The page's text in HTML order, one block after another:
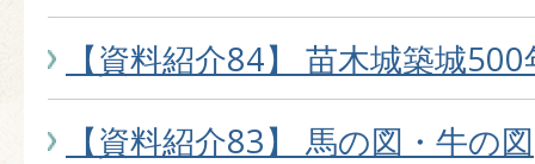
【資料紹介84】 苗木城築城500
【資料紹介83】 馬の図・牛の図